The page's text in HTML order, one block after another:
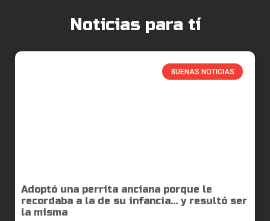
Noticias para tí
BUENAS NOTICIAS
Adoptó una perrita anciana porque le
recordaba a la de su infancia… y resultó ser
la misma